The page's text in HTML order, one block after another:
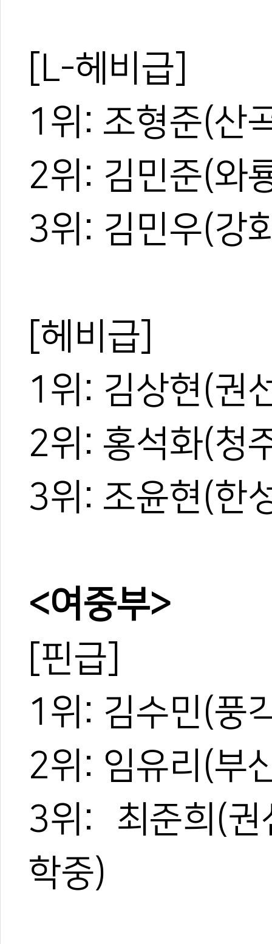
[L-헤비급]
1위: 조형준(산
2위: 김민준(와
3위: 김민우(강
[헤비급]
1위: 김상현(권
2위: 홍석화(청
3위: 조윤현(한
<여중부>
[핀급]
1위: 김수민(풍
2위: 임유리(부
3위: 최준희(권
학중)